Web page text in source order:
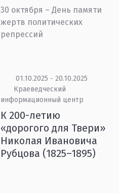
30 октября – День памяти
жертв политических
репрессий
01.10.2025 - 20.10.2025
Краеведческий
информационный центр
К 200-летию
«дорогого для Твери»
Николая Ивановича
Рубцова (1825–1895)